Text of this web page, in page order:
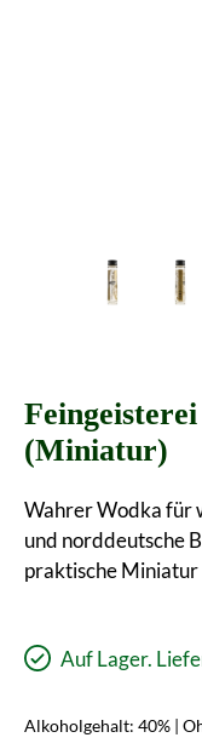
(Miniatur)
Wahrer Wodka für
und norddeutsche
praktische Miniatur
Auf Lager.
Alkoholgehalt: 40% |